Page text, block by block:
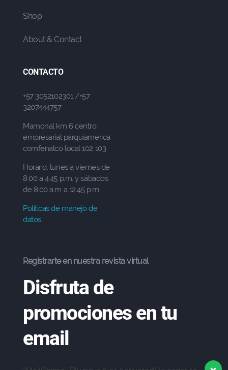
Shop
About & Contact
CONTACTO
+57 3052102301 /+57
3207444757
Mamonal km 6 centro
empresarial parquiamerica
comfenalco local 102 103
Horario: lunes a viernes de
8:00 a 4:45 p.m. y sábados
de 8:00 a.m a 12.45 p.m.
Políticas de manejo de
datos
Registrarte en nuestra revista virtual
Disfruta de
promociones en tu
email